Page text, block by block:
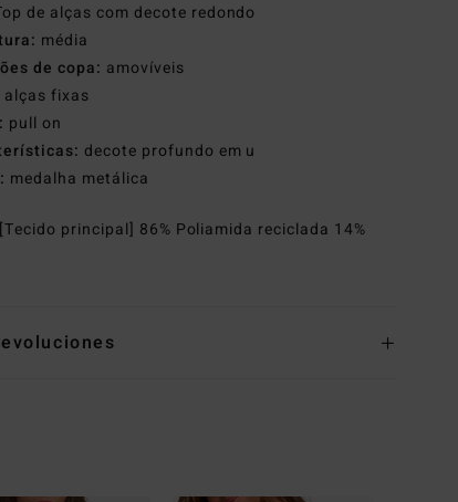
de alças com decote redondo
média
de copa: amovíveis
alças fixas
pull on
decote profundo em u
medalha metálica
[Tecido principal] 86% Poliamida reciclada 14%